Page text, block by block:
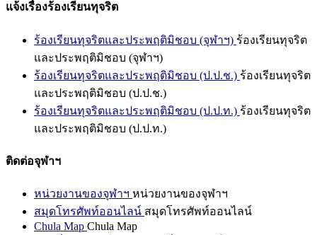
แจ้งเรื่องร้องเรียนทุจริต
ร้องเรียนทุจริตและประพฤติมิชอบ (จุฬาฯ) ร้องเรียนทุจริต
และประพฤติมิชอบ (จุฬาฯ)
ร้องเรียนทุจริตและประพฤติมิชอบ (ป.ป.ช.) ร้องเรียนทุจริต
และประพฤติมิชอบ (ป.ป.ช.)
ร้องเรียนทุจริตและประพฤติมิชอบ (ป.ป.ท.) ร้องเรียนทุจริต
และประพฤติมิชอบ (ป.ป.ท.)
ติดต่อจุฬาฯ
หน่วยงานของจุฬาฯ หน่วยงานของจุฬาฯ
สมุดโทรศัพท์ออนไลน์ สมุดโทรศัพท์ออนไลน์
Chula Map Chula Map